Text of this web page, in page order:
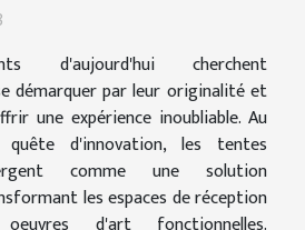
d'aujourd'hui cherchent
démarquer par leur originalité et
une expérience inoubliable. Au
d'innovation, les tentes
comme une solution
les espaces de réception